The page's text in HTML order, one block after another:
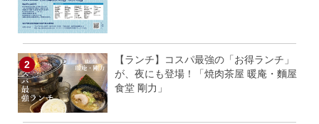
【ランチ】コスパ最強の「お得ランチ」
が、夜にも登場！「焼肉茶屋 暖庵・麵屋
食堂 剛力」